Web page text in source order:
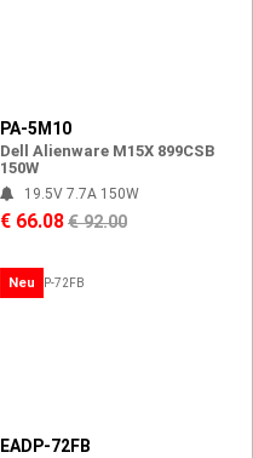
PA-5M10
Dell Alienware M15X 899CSB
150W
19.5V 7.7A 150W
€ 66.08€ 92.00
Neu
EADP-72FB